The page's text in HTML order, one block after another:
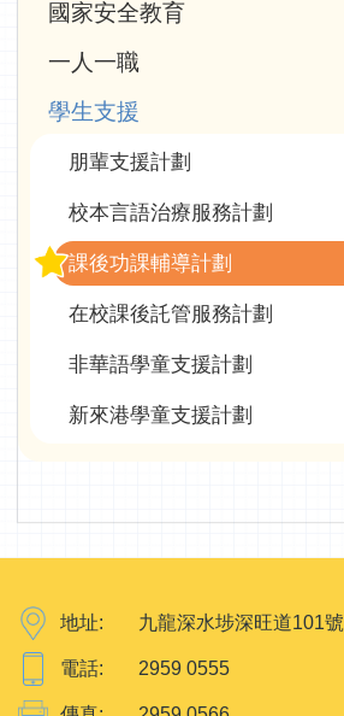
國家安全教育
一人一職
學生支援
朋輩支援計劃
校本言語治療服務計劃
課後功課輔導計劃
在校課後託管服務計劃
非華語學童支援計劃
新來港學童支援計劃
地址: 九龍深水埗深旺道101號
電話: 2959 0555